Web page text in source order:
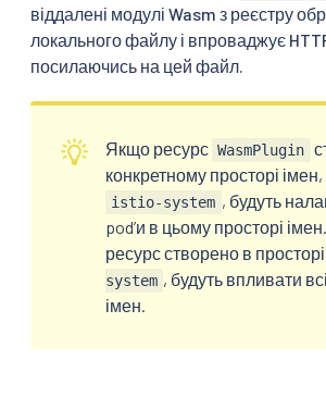
віддалені модулі Wasm з реєстру
локального файлу і впроваджує
посилаючись на цей файл.
Якщо ресурс WasmPlugin
конкретному просторі імен,
istio-system , будуть
podʼи в цьому просторі
ресурс створено в
system , будуть впливати
імен.